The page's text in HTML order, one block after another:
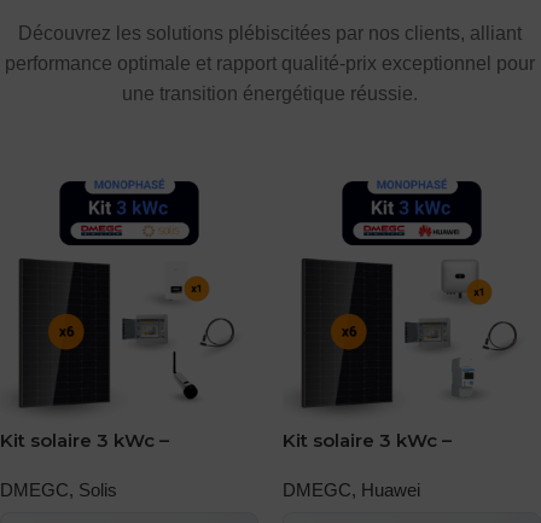
Découvrez les solutions plébiscitées par nos clients, alliant
performance optimale et rapport qualité-prix exceptionnel pour
une transition énergétique réussie.
Kit solaire 3 kWc –
Solis
DMEGC, Solis
Kit solaire 3 kWc –
Huawei
DMEGC, Huawei